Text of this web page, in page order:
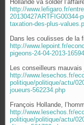
Hollande va solder
http://www.lefigaro.fr/
20130427ARTFIG00344-
taxation-des-plus-
Dans les coulisses de la
http://www.lepoint.fr/
pigeons-24-04-2013-
Les conseilleurs mauvais
http://www.lesechos.fr/
politique/politique/actu/
joueurs-562234.php
François Hollande,
http://www.lesechos.fr/
politique/politique/actu/